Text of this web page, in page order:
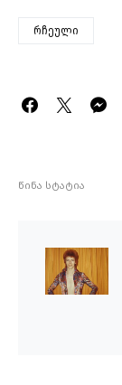
რჩეული
წინა სტატია